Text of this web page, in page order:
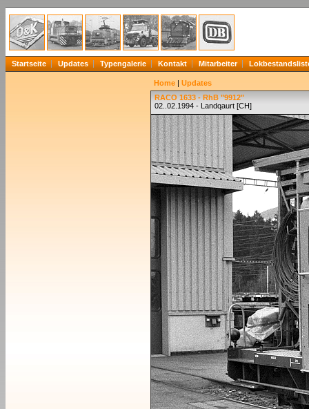
Startseite Updates Typengalerie Kontakt Mitarbeiter
Home | Updates
RACO 1633 - RhB "9912"
02..02.1994 - Landqaurt [CH]